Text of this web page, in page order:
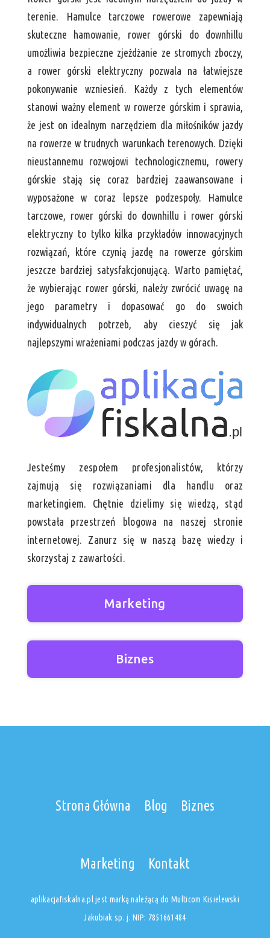
terenie. Hamulce tarczowe rowerowe zapewniają
skuteczne hamowanie, rower górski do downhillu
umożliwia bezpieczne zjeżdżanie ze stromych zboczy,
a rower górski elektryczny pozwala na łatwiejsze
pokonywanie wzniesień. Każdy z tych elementów
stanowi ważny element w rowerze górskim i sprawia,
że jest on idealnym narzędziem dla miłośników jazdy
na rowerze w trudnych warunkach terenowych. Dzięki
nieustannemu rozwojowi technologicznemu, rowery
górskie stają się coraz bardziej zaawansowane i
wyposażone w coraz lepsze podzespoły. Hamulce
tarczowe, rower górski do downhillu i rower górski
elektryczny to tylko kilka przykładów innowacyjnych
rozwiązań, które czynią jazdę na rowerze górskim
jeszcze bardziej satysfakcjonującą. Warto pamiętać,
że wybierając rower górski, należy zwrócić uwagę na
jego parametry i dopasować go do swoich
indywidualnych potrzeb, aby cieszyć się jak
najlepszymi wrażeniami podczas jazdy w górach.
Jesteśmy zespołem profesjonalistów, którzy
zajmują się rozwiązaniami dla handlu oraz
marketingiem. Chętnie dzielimy się wiedzą, stąd
powstała przestrzeń blogowa na naszej stronie
internetowej. Zanurz się w naszą bazę wiedzy i
skorzystaj z zawartości.
Marketing
Biznes
Strona Główna Blog Biznes
Marketing Kontakt
aplikacjafiskalna.pl jest marką należącą do Multicom Kisielewski
Jakubiak sp. j. NIP: 7851661484